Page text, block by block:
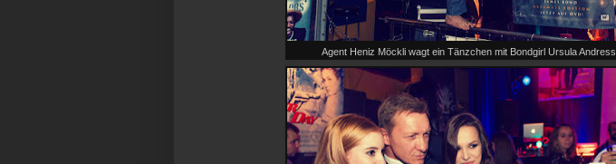
Agent Heniz Möckli wagt ein Tänzchen mit Bondgirl Ursula Andress